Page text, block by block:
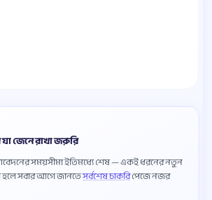
জেনে রাখা জরুরি
সময়সীমা ইতিমধ্যে শেষ — একই ধরনের নতুন
হলে সবার আগে জানতেসর্বশেষ চাকরিপেজে নজর